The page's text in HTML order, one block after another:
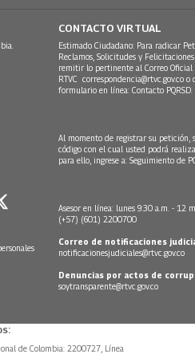
CONTACTO VIRTUAL
Estimado Ciudadano: Para radicar
Reclamos, Solicitudes y
remitir lo pertinente al Correo
RTVC correspondencia@rtvc.gov.co o
formulario en línea: Contacto PQRSD.
Al momento de registrar su petición,
código con el cual usted podrá
para ello, ingrese a: Seguimiento de
Asesor en línea: lunes 9:30 a.m. - 12 m
(+57) (601) 2200700
Correo de notificaciones
notificacionesjudiciales@rtvc.gov.co
Denuncias por actos de
soytransparente@rtvc.gov.co
de Colombia: 2200727, Línea